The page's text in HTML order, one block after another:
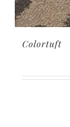
Colortuft